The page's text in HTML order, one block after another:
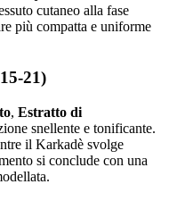
cutaneo alla fase
più compatta e uniforme
21)
, Estratto di
snellente e tonificante.
il Karkadè svolge
si conclude con una